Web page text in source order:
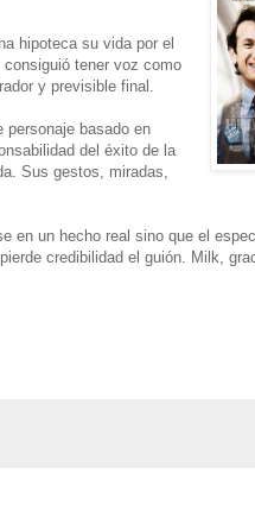
hipoteca su vida por el
tener voz como
y previsible final.
personaje basado en
del éxito de la
Sus gestos, miradas,
en un hecho real sino que el
credibilidad el guión. Milk,